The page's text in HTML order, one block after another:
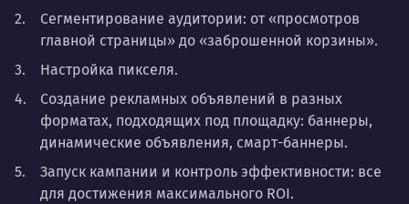
Сегментирование аудитории: от «просмотров
главной страницы» до «заброшенной корзины».
Настройка пикселя.
Создание рекламных объявлений в разных
форматах, подходящих под площадку: баннеры,
динамические объявления, смарт-баннеры.
Запуск кампании и контроль эффективности: все
для достижения максимального ROI.